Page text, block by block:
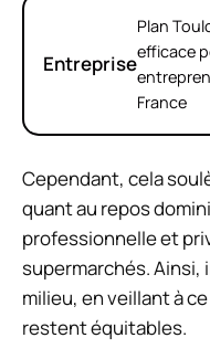
Entreprise
Plan
efficace
France
Cependant, cela
quant au repos
professionnelle et
supermarchés.
milieu, en veillant à
restent équitables.